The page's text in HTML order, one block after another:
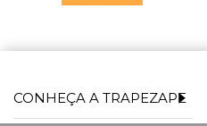
CONHEÇA A TRAPEZAPE